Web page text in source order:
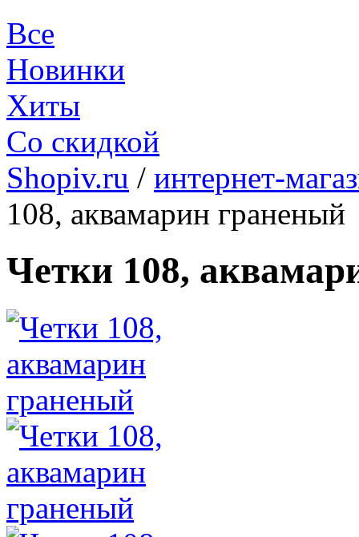
Все
Новинки
Хиты
Со скидкой
Shopiv.ru / интернет-
108, аквамарин граненый
Четки 108,